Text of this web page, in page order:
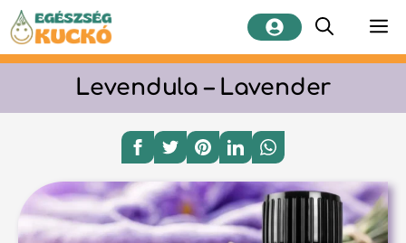
Kilépés
tartalomba
Levendula – Lavender